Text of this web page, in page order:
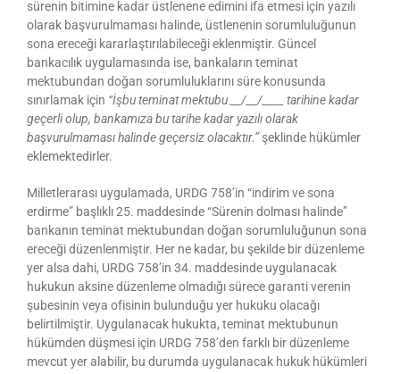
sürenin bitimine kadar üstlenene edimini ifa etmesi için yazılı
olarak başvurulmaması halinde, üstlenenin sorumluluğunun
sona ereceği kararlaştırılabileceği eklenmiştir. Güncel
bankacılık uygulamasında ise, bankaların teminat
mektubundan doğan sorumluluklarını süre konusunda
sınırlamak için “İşbu teminat mektubu __/__/____ tarihine kadar
geçerli olup, bankamıza bu tarihe kadar yazılı olarak
başvurulmaması halinde geçersiz olacaktır.”şeklinde hükümler
eklemektedirler.
Milletlerarası uygulamada, URDG 758’in “indirim ve sona
erdirme” başlıklı 25. maddesinde “Sürenin dolması halinde”
bankanın teminat mektubundan doğan sorumluluğunun sona
ereceği düzenlenmiştir. Her ne kadar, bu şekilde bir düzenleme
yer alsa dahi, URDG 758’in 34. maddesinde uygulanacak
hukukun aksine düzenleme olmadığı sürece garanti verenin
şubesinin veya ofisinin bulunduğu yer hukuku olacağı
belirtilmiştir. Uygulanacak hukukta, teminat mektubunun
hükümden düşmesi için URDG 758’den farklı bir düzenleme
mevcut yer alabilir, bu durumda uygulanacak hukuk hükümleri